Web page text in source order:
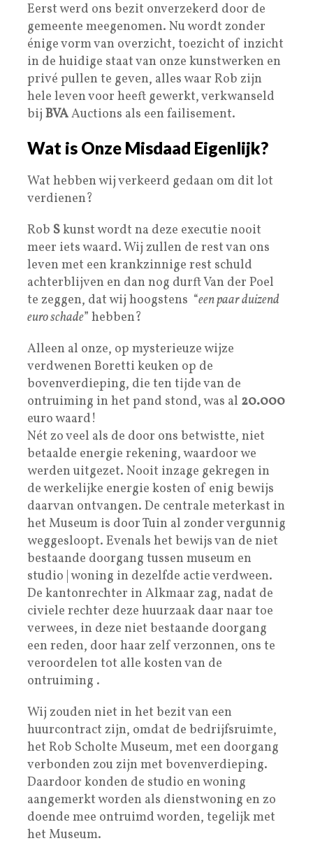
Eerst werd ons bezit onverzekerd door de
gemeente meegenomen. Nu wordt zonder
énige vorm van overzicht, toezicht of inzicht
in de huidige staat van onze kunstwerken en
privé pullen te geven, alles waar Rob zijn
hele leven voor heeft gewerkt, verkwanseld
bij BVAAuctions als een failisement.
Wat is Onze Misdaad Eigenlijk?
Wat hebben wij verkeerd gedaan om dit lot
verdienen?
Rob Skunst wordt na deze executie nooit
meer iets waard. Wij zullen de rest van ons
leven met een krankzinnige rest schuld
achterblijven en dan nog durft Van der Poel
te zeggen, dat wij hoogstens “een paar duizend
euro schade” hebben?
Alleen al onze, op mysterieuze wijze
verdwenen Boretti keuken op de
bovenverdieping, die ten tijde van de
ontruiming in het pand stond, was al 20.000
euro waard!
Nét zo veel als de door ons betwistte, niet
betaalde energie rekening, waardoor we
werden uitgezet. Nooit inzage gekregen in
de werkelijke energie kosten of enig bewijs
daarvan ontvangen. De centrale meterkast in
het Museum is door Tuin al zonder vergunnig
weggesloopt. Evenals het bewijs van de niet
bestaande doorgang tussen museum en
studio | woning in dezelfde actie verdween.
De kantonrechter in Alkmaar zag, nadat de
civiele rechter deze huurzaak daar naar toe
verwees, in deze niet bestaande doorgang
een reden, door haar zelf verzonnen, ons te
veroordelen tot alle kosten van de
ontruiming .
Wij zouden niet in het bezit van een
huurcontract zijn, omdat de bedrijfsruimte,
het Rob Scholte Museum, met een doorgang
verbonden zou zijn met bovenverdieping.
Daardoor konden de studio en woning
aangemerkt worden als dienstwoning en zo
doende mee ontruimd worden, tegelijk met
het Museum.